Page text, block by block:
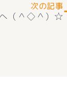
敷
次の記事
（＾◇＾）☆